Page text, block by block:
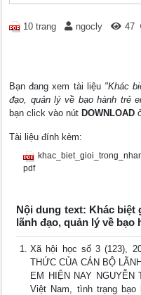
10 trang ngocly 47
Bạn đang xem tài liệu "Khác
đạo, quản lý về bạo hành trẻ
bạn click vào nút DOWNLOAD
Tài liệu đính kèm:
pdf
Nội dung text: Khác
lãnh đạo, quản lý về bạo
Xã hội học số 3 (123),
THỨC CỦA CÁN BỘ
EM HIỆN NAY NGUYỄN
Việt Nam, tình trạng bạo